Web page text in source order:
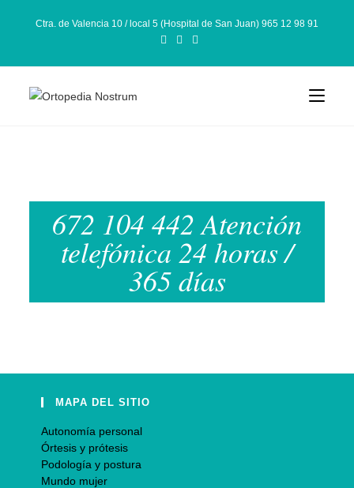
Ctra. de Valencia 10 / local 5 (Hospital de San Juan) 965 12 98 91
672 104 442 Atención
telefónica 24 horas /
365 días
MAPA DEL SITIO
Autonomía personal
Órtesis y prótesis
Podología y postura
Mundo mujer